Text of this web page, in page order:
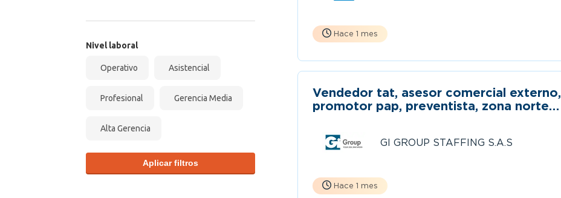
Hace 1 mes
Vendedor tat, asesor comercial externo,
promotor pap, preventista, zona norte
GI GROUP STAFFING S.A.S
Hace 1 mes
Nivel laboral
Operativo Asistencial
Profesional Gerencia Media
Alta Gerencia
Aplicar filtros